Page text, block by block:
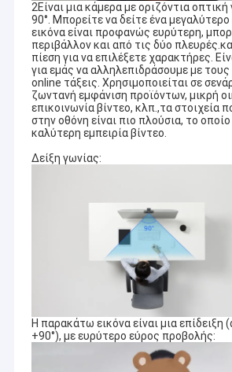
Προϊόντα
2Είναι μια κάμερα με οριζόντια
90°. Μπορείτε να δείτε ένα
εικόνα είναι προφανώς ευρύτερη,
περιβάλλον και από τις δύο
πίεση για να επιλέξετε χαρακτήρες.
για εμάς να αλληλεπιδράσουμε με
online τάξεις. Χρησιμοποιείται σε
ζωντανή εμφάνιση προϊόντων, μικρή
επικοινωνία βίντεο, κλπ.,τα στοιχεία
στην οθόνη είναι πιο πλούσια, το
καλύτερη εμπειρία βίντεο.
Δείξη γωνίας:
Η παρακάτω εικόνα είναι μια επίδειξη
+90°), με ευρύτερο εύρος προβολής:
Η Co. τεχνολογίας Sinoseen Shenzhen,
Μάρτιο του 2009. Για δεκαετίες, Sinoseen
παροχή των πελατών τις διάφορες
λύσεις επεξεργασίας εικόνας CMOS από το
ανάπτυξη, που κατασκευάζει, στις